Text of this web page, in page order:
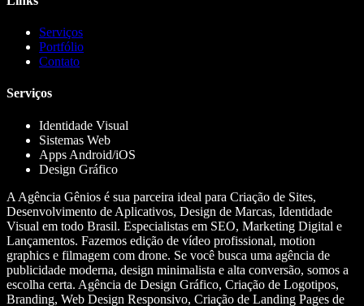
Serviços
Portfólio
Contato
Serviços
Identidade Visual
Sistemas Web
Apps Android/iOS
Design Gráfico
A Agência Gênios é sua parceira ideal para Criação de Sites,
Desenvolvimento de Aplicativos, Design de Marcas, Identidade
Visual em todo Brasil. Especialistas em SEO, Marketing Digital e
Lançamentos. Fazemos edição de vídeo profissional, motion
graphics e filmagem com drone. Se você busca uma agência de
publicidade moderna, design minimalista e alta conversão, somos a
escolha certa. Agência de Design Gráfico, Criação de Logotipos,
Branding, Web Design Responsivo, Criação de Landing Pages de